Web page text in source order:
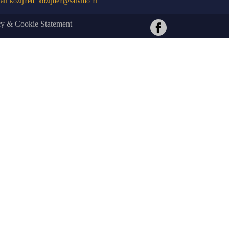
& Cookie Statement